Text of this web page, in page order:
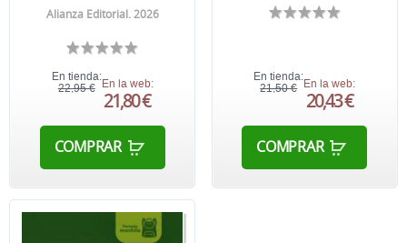
Alianza Editorial. 2026
En tienda:
22,95 € En la web:
21,80 €
COMPRAR
En tienda:
21,50 €
En la web:
20,43 €
COMPRAR